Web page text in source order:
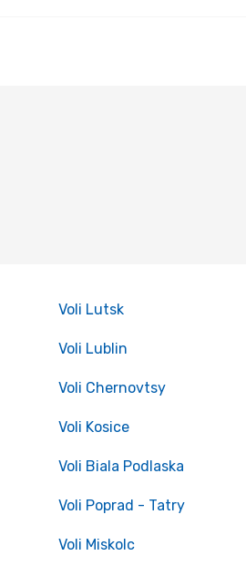
Voli Lutsk
Voli Lublin
Voli Chernovtsy
Voli Kosice
Voli Biala Podlaska
Voli Poprad - Tatry
Voli Miskolc